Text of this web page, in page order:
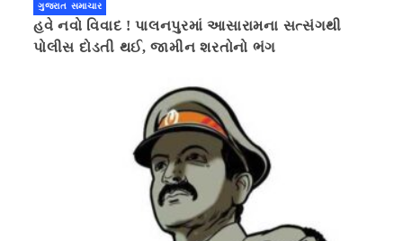
ગુજરાત સમાચાર
હવે નવો વિવાદ ! પાલનપુરમાં આસારામના સત્સંગથી
પોલીસ દોડતી થઈ, જામીન શરતોનો ભંગ